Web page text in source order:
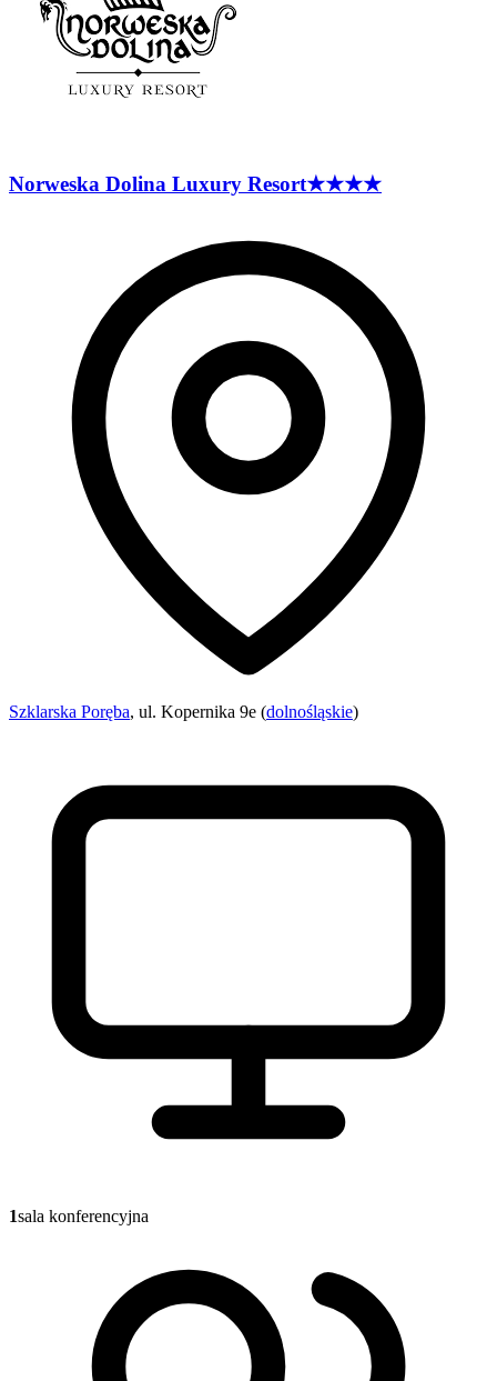
Norweska Dolina Luxury Resort★★★★
Szklarska Poręba, ul. Kopernika 9e (dolnośląskie)
1sala konferencyjna